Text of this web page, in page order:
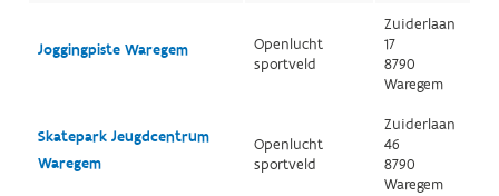
Joggingpiste Waregem
Openlucht
sportveld
Zuiderlaan
17
8790
Waregem
Skatepark Jeugdcentrum
Waregem
Openlucht
sportveld
Zuiderlaan
46
8790
Waregem